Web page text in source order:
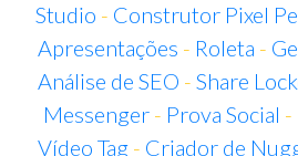
Studio - Construtor Pixel
Apresentações - Roleta -
Análise de SEO - Share
Messenger - Prova Social -
Vídeo Tag - Criador de